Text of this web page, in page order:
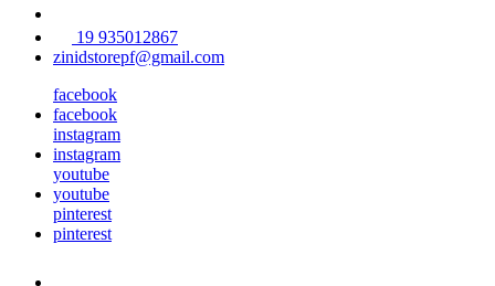
19 935012867
zinidstorepf@gmail.com
facebook
facebook
instagram
instagram
youtube
youtube
pinterest
pinterest